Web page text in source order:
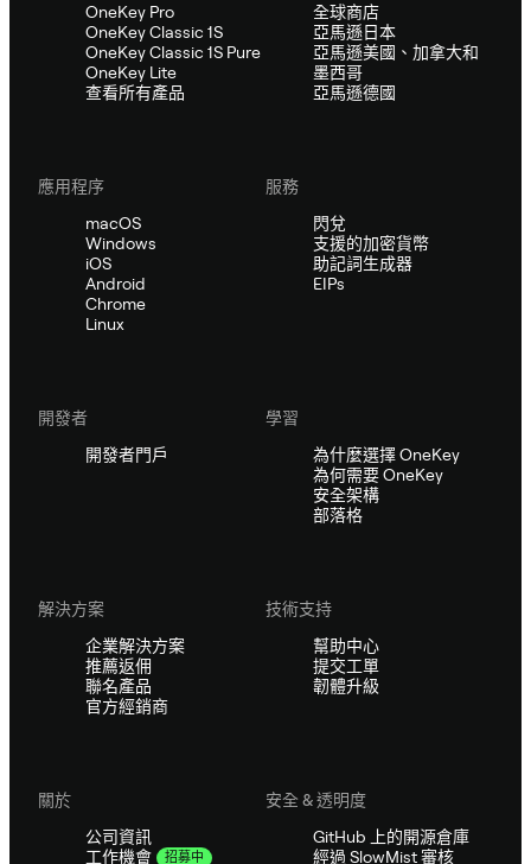
OneKey Pro
OneKey Classic 1S
OneKey Classic 1S Pure
OneKey Lite
查看所有產品
全球商店
亞馬遜日本
亞馬遜美國、加拿大和
墨西哥
亞馬遜德國
應用程序
macOS
Windows
iOS
Android
Chrome
Linux
服務
閃兌
支援的加密貨幣
助記詞生成器
EIPs
開發者
開發者門戶
學習
為什麼選擇 OneKey
為何需要 OneKey
安全架構
部落格
解決方案
企業解決方案
推薦返佣
聯名產品
官方經銷商
技術支持
幫助中心
提交工單
韌體升級
關於
公司資訊
工作機會
招募中
安全 & 透明度
GitHub 上的開源倉庫
經過 SlowMist 審核